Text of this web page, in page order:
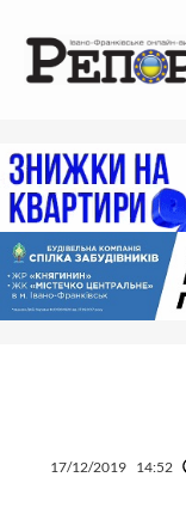
вмісту
17/12/2019 14:52